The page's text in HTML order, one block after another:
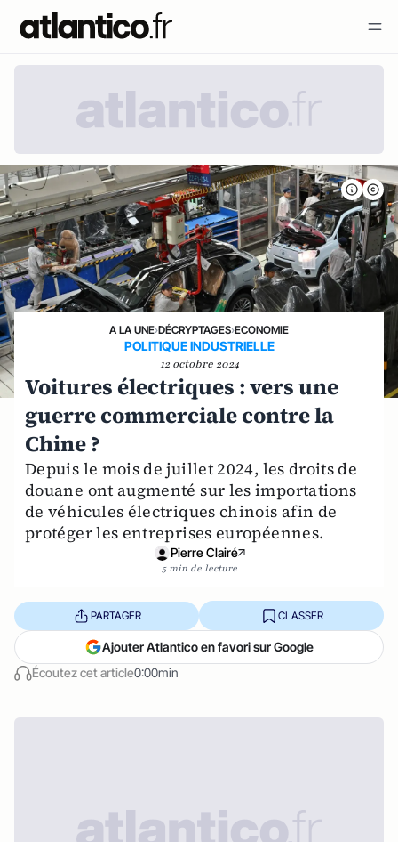
A LA UNE›DÉCRYPTAGES›ECONOMIE
POLITIQUE INDUSTRIELLE
12 octobre 2024
Voitures électriques : vers une
guerre commerciale contre la
Chine ?
Depuis le mois de juillet 2024, les droits de
douane ont augmenté sur les importations
de véhicules électriques chinois afin de
protéger les entreprises européennes.
Pierre Clairé
5 min de lecture
Écoutez cet article0:00min
PARTAGER CLASSER
Ajouter Atlantico en favori sur Google